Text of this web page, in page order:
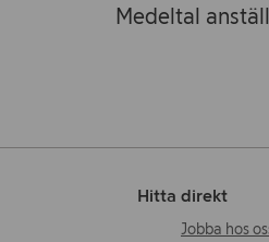
Medeltal
Hitta direkt
Jobba hos